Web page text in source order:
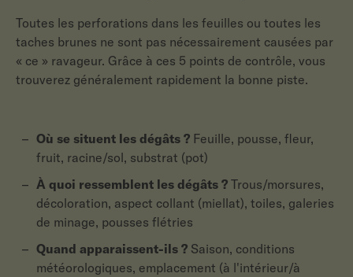
Toutes les perforations dans les feuilles ou toutes les
taches brunes ne sont pas nécessairement causées par
« ce » ravageur. Grâce à ces 5 points de contrôle, vous
trouverez généralement rapidement la bonne piste.
Où se situent les dégâts ? Feuille, pousse, fleur,
fruit, racine/sol, substrat (pot)
À quoi ressemblent les dégâts ? Trous/morsures,
décoloration, aspect collant (miellat), toiles, galeries
de minage, pousses flétries
Quand apparaissent-ils ? Saison, conditions
météorologiques, emplacement (à l'intérieur/à